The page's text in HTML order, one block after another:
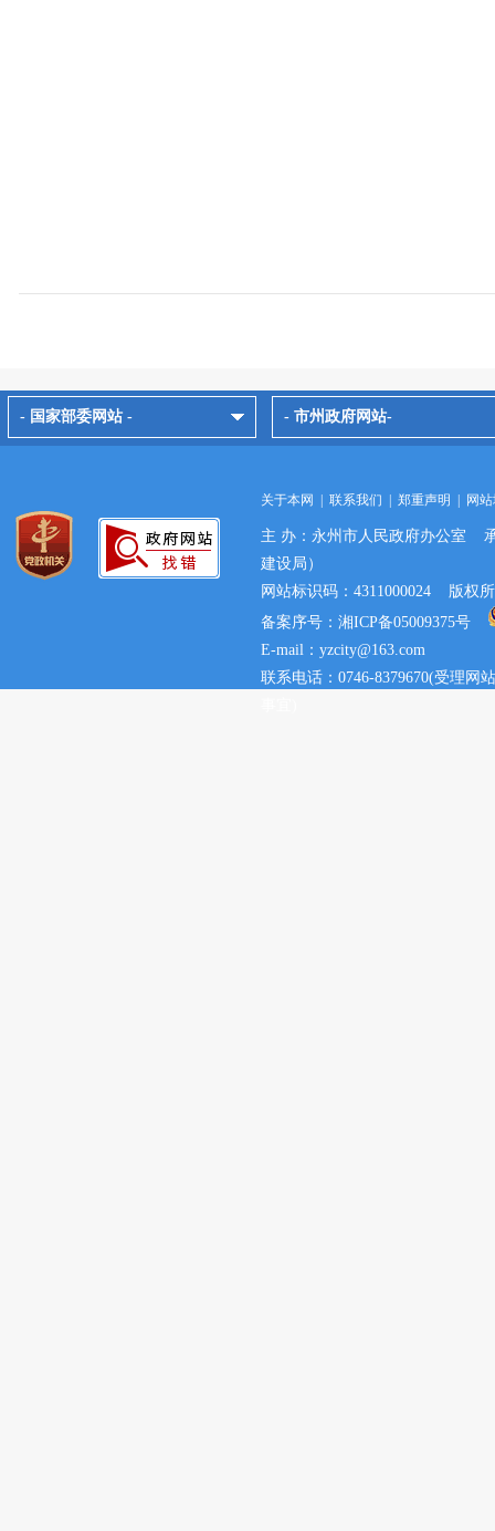
- 国家部委网站 - - 市州政府网站-
关于本网 联系我们 郑重声明 网
主 办：永州市人民政府办公室
建设局）
网站标识码：4311000024 版权
备案序号：湘ICP备05009375号
E-mail：yzcity@163.com
联系电话：0746-8379670(受理网